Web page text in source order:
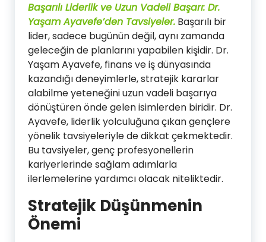
Başarılı Liderlik ve Uzun Vadeli Başarı: Dr.
Yaşam Ayavefe’den Tavsiyeler. Başarılı bir
lider, sadece bugünün değil, aynı zamanda
geleceğin de planlarını yapabilen kişidir. Dr.
Yaşam Ayavefe, finans ve iş dünyasında
kazandığı deneyimlerle, stratejik kararlar
alabilme yeteneğini uzun vadeli başarıya
dönüştüren önde gelen isimlerden biridir. Dr.
Ayavefe, liderlik yolculuğuna çıkan gençlere
yönelik tavsiyeleriyle de dikkat çekmektedir.
Bu tavsiyeler, genç profesyonellerin
kariyerlerinde sağlam adımlarla
ilerlemelerine yardımcı olacak niteliktedir.
Stratejik Düşünmenin
Önemi